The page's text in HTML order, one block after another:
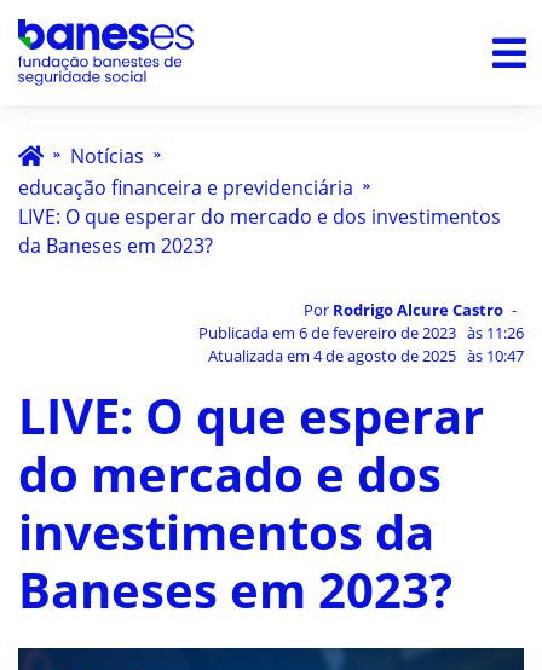
Notícias
educação financeira e previdenciária
LIVE: O que esperar do mercado e dos investimentos
da Baneses em 2023?
Por Rodrigo Alcure Castro
Publicada em 6 de fevereiro de 2023 às 11:26
Atualizada em 4 de agosto de 2025 às 10:47
LIVE: O que esperar
do mercado e dos
investimentos da
Baneses em 2023?